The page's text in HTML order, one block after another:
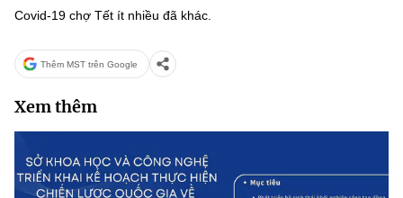
Lịch sử phát triển
Đổi mới sáng tạo
Bưu chính, Viễn thông
Sở hữu trí tuệ
Văn bản chỉ đạo điều hành
Lấy ý kiến người dân về dự thảo VBQPPL
Khoa học và Công nghệ
Multimedia
Covid-19 chợ Tết ít nhiều đã khác.
Thêm MST trên Google
Xem thêm